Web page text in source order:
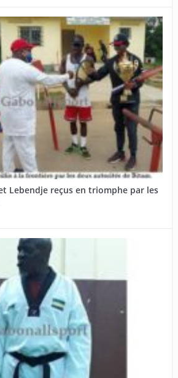
Lebendje reçus en triomphe par les